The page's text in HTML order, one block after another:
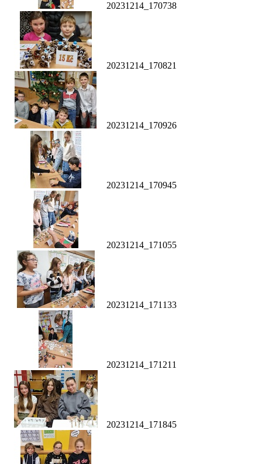
20231214_170738
20231214_170821
20231214_170926
20231214_170945
20231214_171055
20231214_171133
20231214_171211
20231214_171845